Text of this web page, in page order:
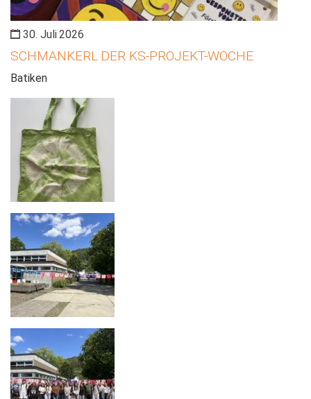
30. Juli 2026
SCHMANKERL DER KS-PROJEKT-WOCHE
Batiken